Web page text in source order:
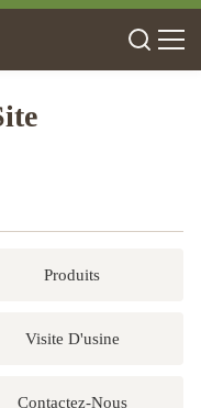
Produits
Visite D'usine
Contactez-Nous